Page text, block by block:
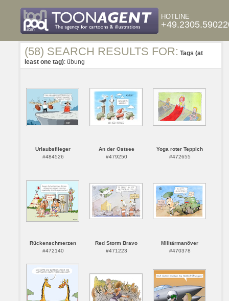
HOTLINE
(58) SEARCH RESULTS FOR: Tags (at
least one tag): übung
Urlaubsflieger
#484526
An der Ostsee
#479250
Yoga roter Teppich
#472655
Rückenschmerzen
#472140
Red Storm Bravo
#471223
Militärmanöver
#470378